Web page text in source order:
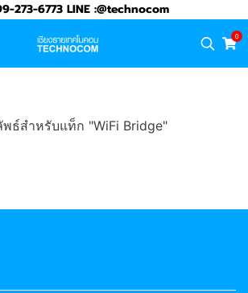
273-6773 LINE :@technocom
0
พธ์สำหรับแท็ก "WiFi Bridge"